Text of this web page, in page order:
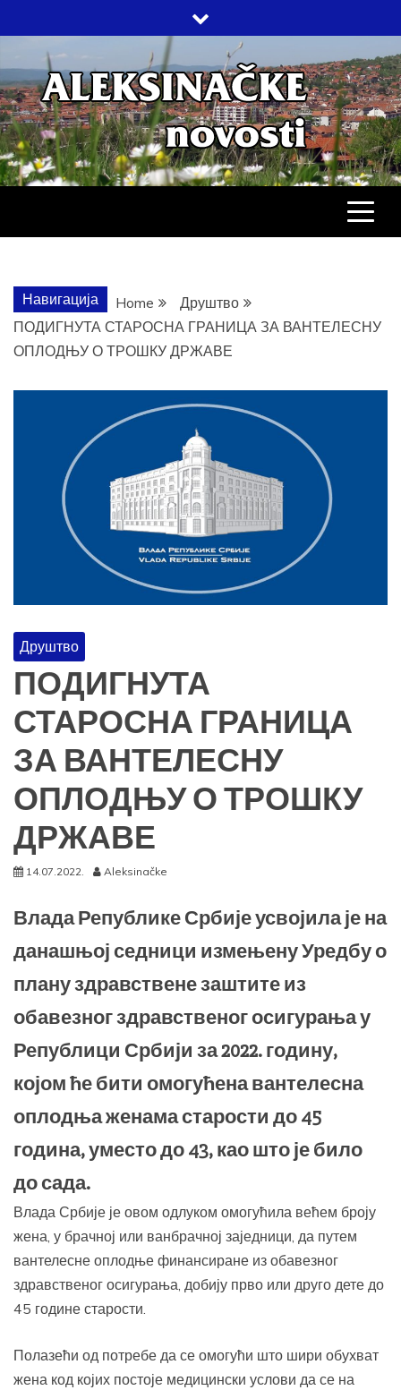
to
content
НОВОСТИ
ДРУШТВО, КУЛТУРА, ЕКОНОМИЈА,
СПОРТ, ПОСЛОВНИ ИМЕНИК,
Навигација Home
Друштво
ПОДИГНУТА СТАРОСНА ГРАНИЦА ЗА ВАНТЕЛЕСНУ
ОПЛОДЊУ О ТРОШКУ ДРЖАВЕ
Друштво
ПОДИГНУТА
СТАРОСНА ГРАНИЦА
ЗА ВАНТЕЛЕСНУ
ОПЛОДЊУ О ТРОШКУ
ДРЖАВЕ
14.07.2022. Aleksinačke
Влада Републике Србије усвојила је на
данашњој седници измењену Уредбу о
плану здравствене заштите из
обавезног здравственог осигурања у
Републици Србији за 2022. годину,
којом ће бити омогућена вантелесна
оплодња женама старости до 45
година, уместо до 43, као што је било
до сада.
Влада Србије је овом одлуком омогућила већем броју
жена, у брачној или ванбрачној заједници, да путем
вантелесне оплодње финансиране из обавезног
здравственог осигурања, добију прво или друго дете до
45 године старости.
Полазећи од потребе да се омогући што шири обухват
жена код којих постоје медицински услови да се на